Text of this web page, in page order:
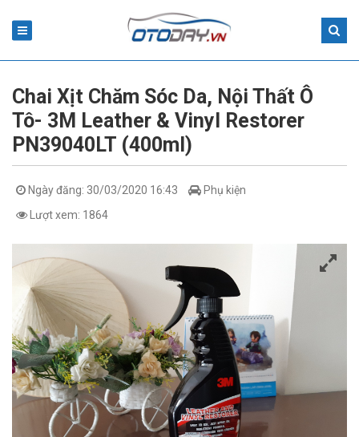
Chai Xịt Chăm Sóc Da, Nội Thất Ô
Tô- 3M Leather & Vinyl Restorer
PN39040LT (400ml)
Ngày đăng: 30/03/2020 16:43
Phụ kiện
Lượt xem: 1864